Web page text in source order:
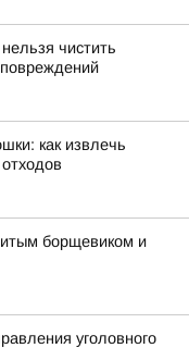
чистить
повреждений
как извлечь
борщевиком и
уголовного